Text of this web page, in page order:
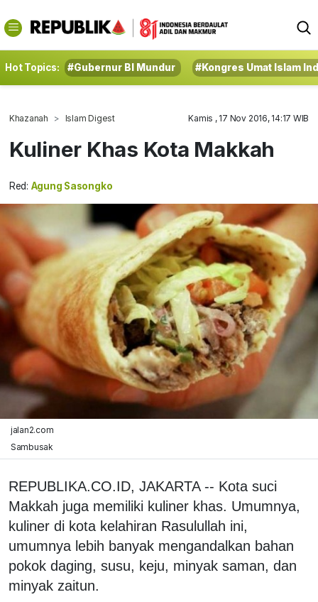
Hot Topics: #Gubernur BI Mundur #Kongres Umat Islam
Khazanah Islam Digest Kamis , 17 Nov 2016, 14:17 WIB
Kuliner Khas Kota Makkah
Red: Agung Sasongko
jalan2.com
Sambusak
REPUBLIKA.CO.ID, JAKARTA -- Kota suci
Makkah juga memiliki kuliner khas. Umumnya,
kuliner di kota kelahiran Rasulullah ini,
umumnya lebih banyak mengandalkan bahan
pokok daging, susu, keju, minyak saman, dan
minyak zaitun.